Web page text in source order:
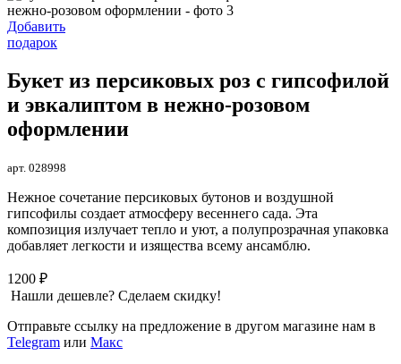
Добавить
подарок
Букет из персиковых роз с гипсофилой
и эвкалиптом в нежно-розовом
оформлении
арт. 028998
Нежное сочетание персиковых бутонов и воздушной
гипсофилы создает атмосферу весеннего сада. Эта
композиция излучает тепло и уют, а полупрозрачная упаковка
добавляет легкости и изящества всему ансамблю.
1200 ₽
Нашли дешевле? Сделаем скидку!
Отправьте ссылку на предложение в другом магазине нам в
Telegram или Макс